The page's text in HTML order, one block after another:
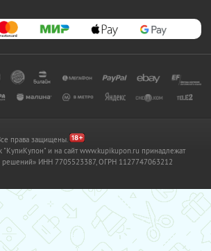
права защищены.
"КупиКупон" и на сайт www.kupikupon.ru принадлежат
решений» ИНН 7705523387, ОГРН 1127747063212